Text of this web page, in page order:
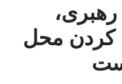
رهبری،
کردن محل